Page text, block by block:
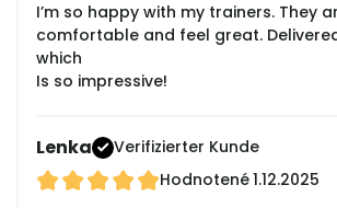
I’m so happy with my trainers. They
comfortable and feel great.
which
Is so impressive!
Lenka
Verifizierter Kunde
Hodnotené1.12.2025